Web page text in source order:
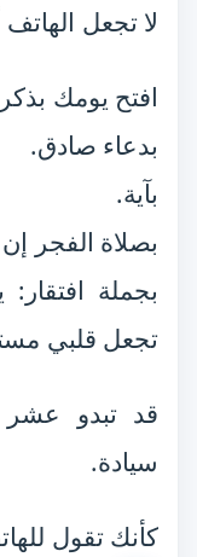
لا تجعل
افتح يومك
بدعاء صادق.
بآية.
بصلاة الفجر
بجملة
تجعل قلبي
قد تبدو عشر
سيادة.
كأنك تقول